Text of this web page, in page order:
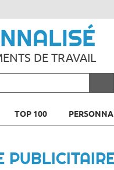
DE TRAVAIL
TOP 100